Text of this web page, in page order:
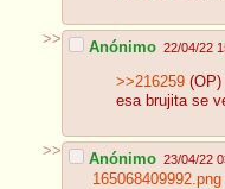
>> Anónimo 22/04/22
>>216259 (OP)
esa brujita se
>> Anónimo 23/04/22
165068409992.png